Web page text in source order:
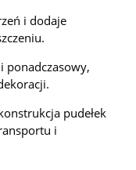
i dodaje
ponadczasowy,
pudełek
i